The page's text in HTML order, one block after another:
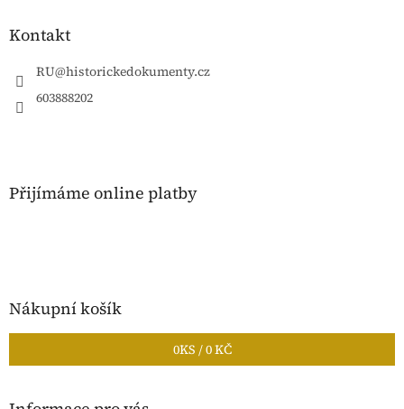
Kontakt
RU@historickedokumenty.cz
603888202
Přijímáme online platby
Nákupní košík
0KS /0 KČ